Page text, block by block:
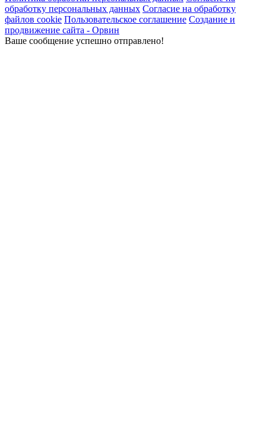
обработку персональных данных Согласие на обработку
файлов cookie Пользовательское соглашение Создание и
продвижение сайта - Орвин
Ваше сообщение успешно отправлено!